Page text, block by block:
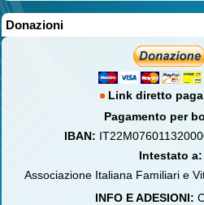
Donazioni
Link diretto
Pagamento per
IBAN:
Intestato a:
Associazione Italiana Familiari e
INFO E ADESIONI: